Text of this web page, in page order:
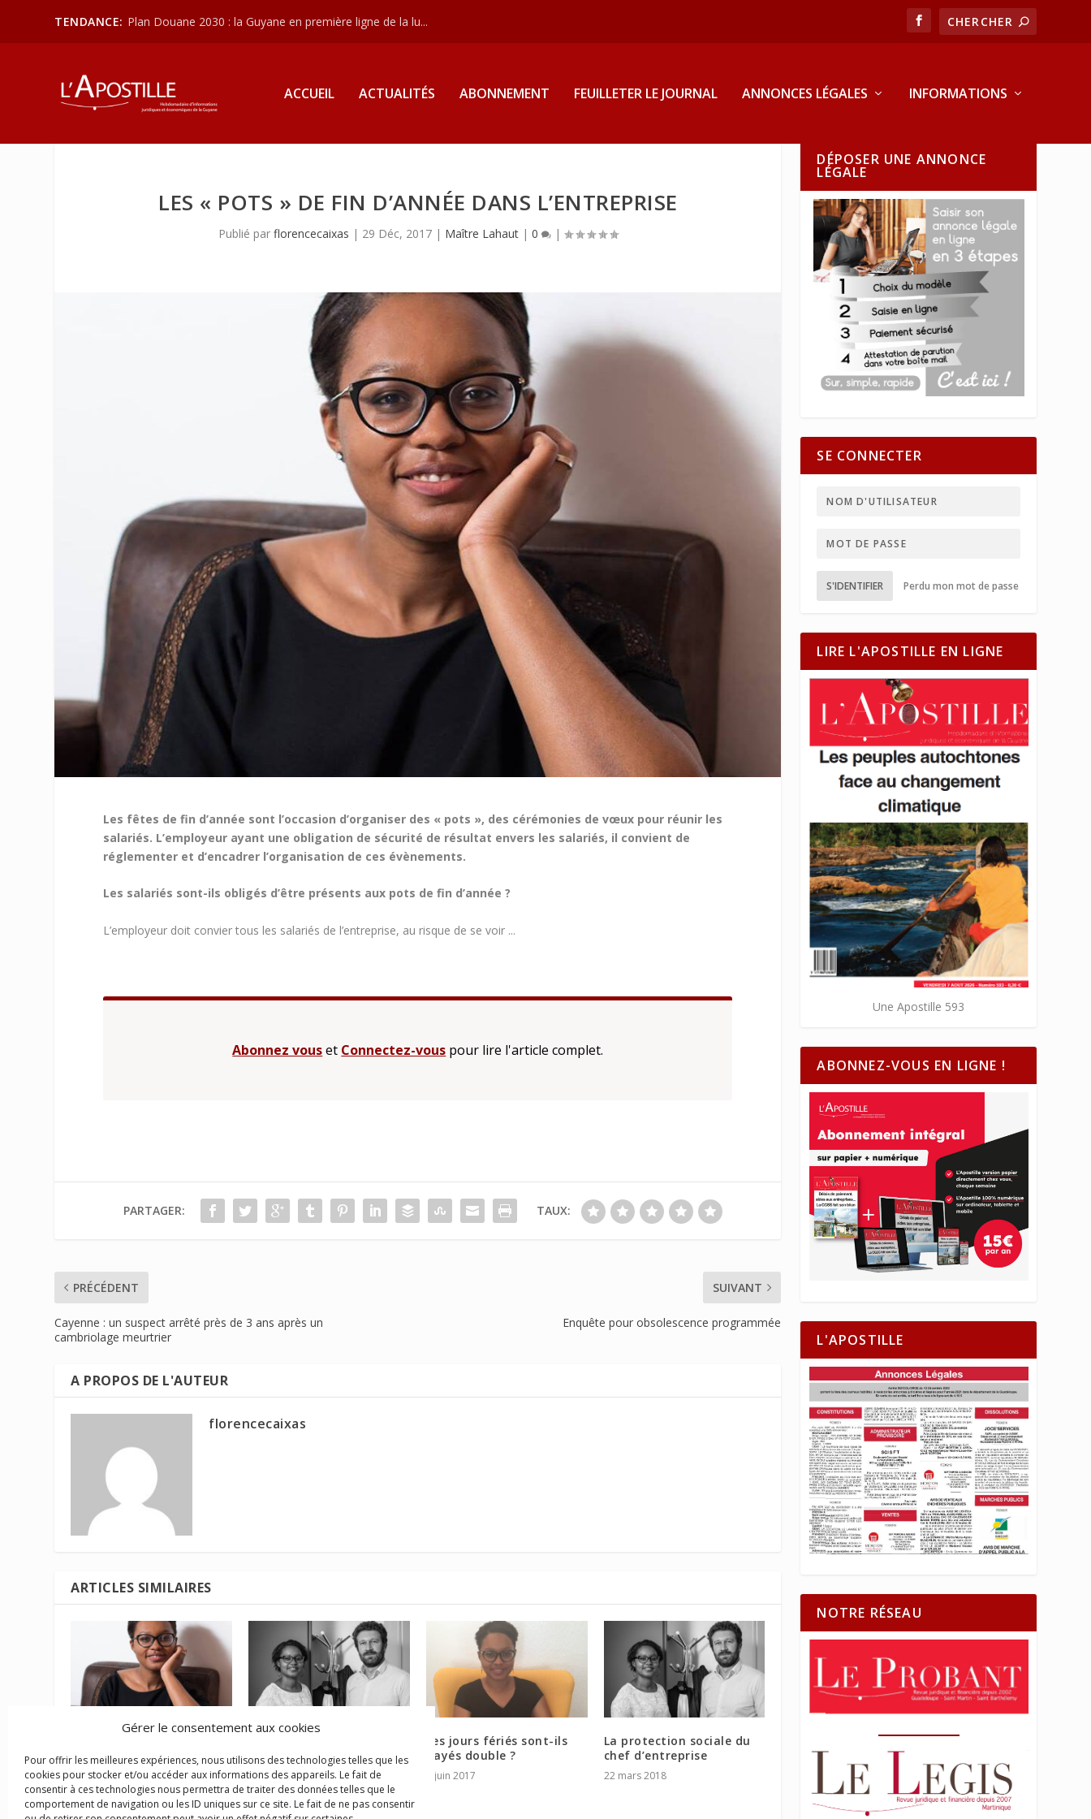
Gérer le consentement aux cookies
Pour offrir les meilleures expériences, nous utilisons des technologies telles que les
cookies pour stocker et/ou accéder aux informations des appareils. Le fait de
consentir à ces technologies nous permettra de traiter des données telles que le
comportement de navigation ou les ID uniques sur ce site. Le fait de ne pas consentir
TENDANCE: Plan Douane 2030 : la Guyane en première ligne de la lu...
ACCUEIL ACTUALITÉS ABONNEMENT FEUILLETER LE JOURNAL ANNONCES LÉGALES INFORMATIONS
LES « POTS » DE FIN D’ANNÉE DANS L’ENTREPRISE
Publié par florencecaixas | 29 Déc, 2017| Maître Lahaut| 0 |
Les fêtes de fin d’année sont l’occasion d’organiser des « pots », des cérémonies de vœux pour réunir les
salariés. L’employeur ayant une obligation de sécurité de résultat envers les salariés, il convient de
réglementer et d’encadrer l’organisation de ces évènements.
Les salariés sont-ils obligés d’être présents aux pots de fin d’année ?
L’employeur doit convier tous les salariés de l’entreprise, au risque de se voir ...
Abonnez vouset Connectez-vous pour lire l'article complet.
PARTAGER: TAUX:
PRÉCÉDENT
Cayenne : un suspect arrêté près de 3 ans après un
cambriolage meurtrier
SUIVANT
Enquête pour obsolescence programmée
A PROPOS DE L'AUTEUR
florencecaixas
ARTICLES SIMILAIRES
rupture du contrat de
travail : la rupture
conventionnelle collective
19 novembre 2017
droit de successions
9 février 2018
Les jours fériés sont-ils
payés double ?
8 juin 2017
La protection sociale du
chef d’entreprise
22 mars 2018
DÉPOSER UNE ANNONCE
LÉGALE
SE CONNECTER
S'IDENTIFIER Perdu mon mot de passe
LIRE L'APOSTILLE EN LIGNE
Une Apostille 593
ABONNEZ-VOUS EN LIGNE !
L'APOSTILLE
NOTRE RÉSEAU